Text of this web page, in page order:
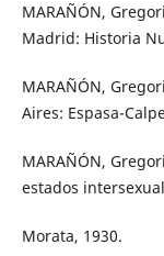
MARAÑÓN,
Madrid: Historia
MARAÑÓN,
Aires: Espasa-
MARAÑÓN,
estados
Morata, 1930.